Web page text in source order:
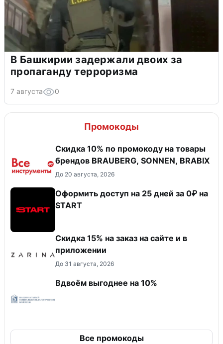
В Башкирии задержали двоих за
пропаганду терроризма
7 августа 0
Промокоды
Скидка 10% по промокоду на товары
брендов BRAUBERG, SONNEN, BRABIX
До 20 августа, 2026
Оформить доступ на 25 дней за 0₽ на
START
Скидка 15% на заказ на сайте и в
приложении
До 31 августа, 2026
Вдвоём выгоднее на 10%
Все промокоды